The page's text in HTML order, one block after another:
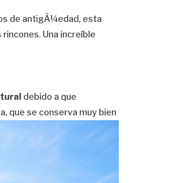
de antigÃ¼edad, esta
Una increíble
debido a que
que se conserva muy bien